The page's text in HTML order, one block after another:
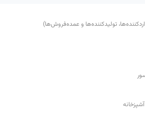
تولید‌کننده‌ها و عمده‌فروش‌ها)
آشپزخانه